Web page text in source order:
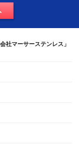
会社マーサーステンレス」